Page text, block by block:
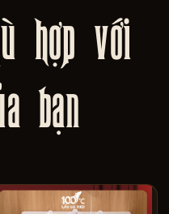
hợp với
bạn